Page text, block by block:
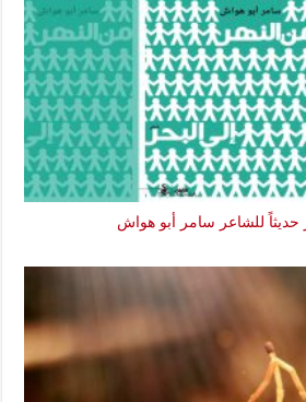
حديثاً للشاعر سامر أبو هواش